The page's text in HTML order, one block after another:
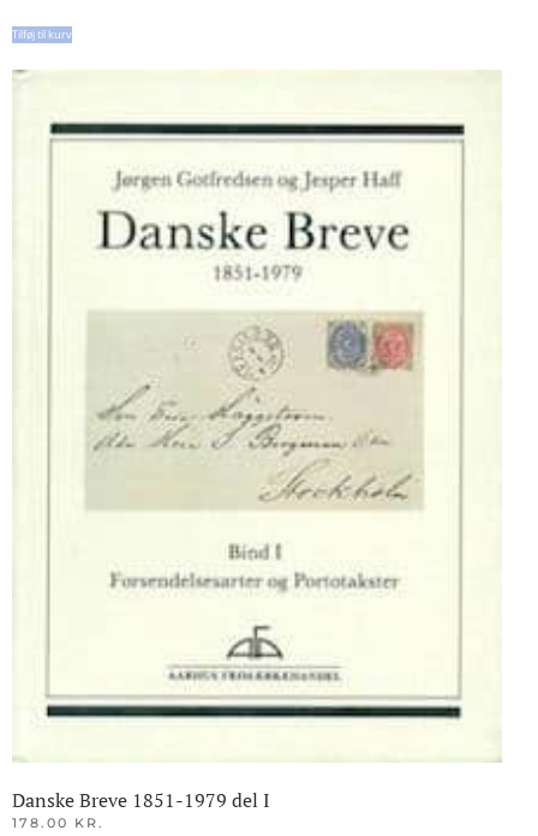
Tilføj til kurv
Danske Breve 1851-1979 del I
178.00 KR.